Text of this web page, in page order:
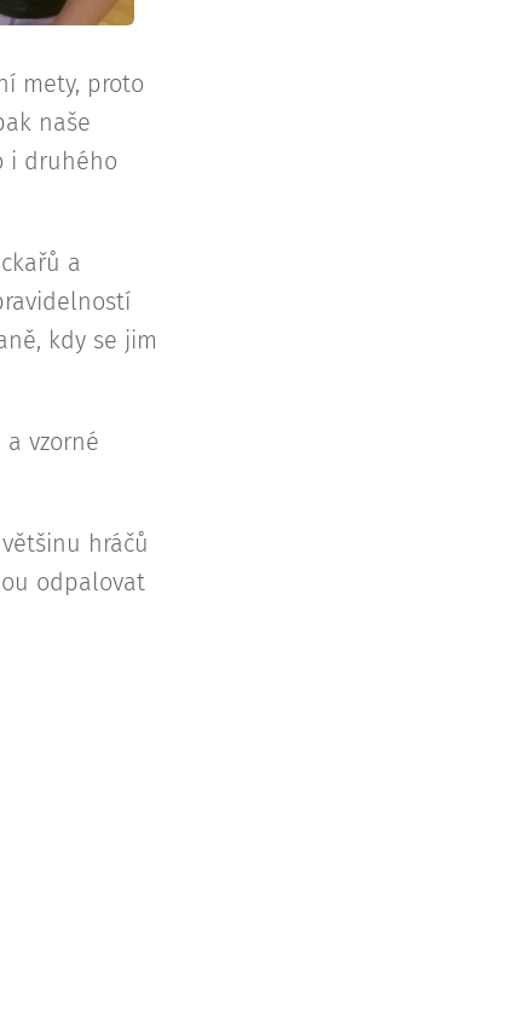
mety, proto
naše
i druhého
a
kdy se jim
vzorné
hráčů
odpalovat